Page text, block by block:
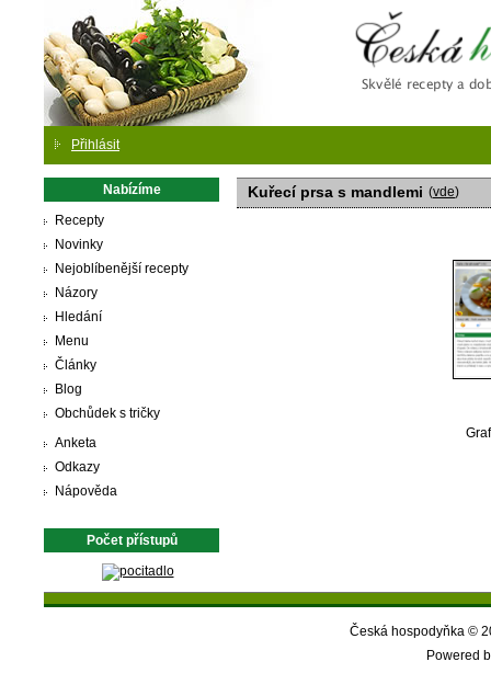
Přihlásit
Nabízíme
Recepty
Novinky
Nejoblíbenější recepty
Názory
Hledání
Menu
Články
Blog
Obchůdek s tričky
Anketa
Odkazy
Nápověda
Počet přístupů
Kuřecí prsa s mandlemi (vde)
Česká hospodyňka ©
Powered